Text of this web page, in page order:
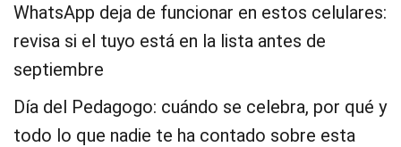
WhatsApp deja de funcionar en estos celulares:
revisa si el tuyo está en la lista antes de
septiembre
Día del Pedagogo: cuándo se celebra, por qué y
todo lo que nadie te ha contado sobre esta